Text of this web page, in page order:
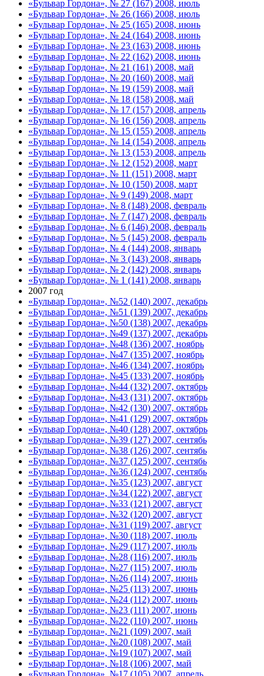
«Бульвар Гордона», № 27 (167) 2008, июль
«Бульвар Гордона», № 26 (166) 2008, июль
«Бульвар Гордона», № 25 (165) 2008, июнь
«Бульвар Гордона», № 24 (164) 2008, июнь
«Бульвар Гордона», № 23 (163) 2008, июнь
«Бульвар Гордона», № 22 (162) 2008, июнь
«Бульвар Гордона», № 21 (161) 2008, май
«Бульвар Гордона», № 20 (160) 2008, май
«Бульвар Гордона», № 19 (159) 2008, май
«Бульвар Гордона», № 18 (158) 2008, май
«Бульвар Гордона», № 17 (157) 2008, апрель
«Бульвар Гордона», № 16 (156) 2008, апрель
«Бульвар Гордона», № 15 (155) 2008, апрель
«Бульвар Гордона», № 14 (154) 2008, апрель
«Бульвар Гордона», № 13 (153) 2008, апрель
«Бульвар Гордона», № 12 (152) 2008, март
«Бульвар Гордона», № 11 (151) 2008, март
«Бульвар Гордона», № 10 (150) 2008, март
«Бульвар Гордона», № 9 (149) 2008, март
«Бульвар Гордона», № 8 (148) 2008, февраль
«Бульвар Гордона», № 7 (147) 2008, февраль
«Бульвар Гордона», № 6 (146) 2008, февраль
«Бульвар Гордона», № 5 (145) 2008, февраль
«Бульвар Гордона», № 4 (144) 2008, январь
«Бульвар Гордона», № 3 (143) 2008, январь
«Бульвар Гордона», № 2 (142) 2008, январь
«Бульвар Гордона», № 1 (141) 2008, январь
2007 год
«Бульвар Гордона», №52 (140) 2007, декабрь
«Бульвар Гордона», №51 (139) 2007, декабрь
«Бульвар Гордона», №50 (138) 2007, декабрь
«Бульвар Гордона», №49 (137) 2007, декабрь
«Бульвар Гордона», №48 (136) 2007, ноябрь
«Бульвар Гордона», №47 (135) 2007, ноябрь
«Бульвар Гордона», №46 (134) 2007, ноябрь
«Бульвар Гордона», №45 (133) 2007, ноябрь
«Бульвар Гордона», №44 (132) 2007, октябрь
«Бульвар Гордона», №43 (131) 2007, октябрь
«Бульвар Гордона», №42 (130) 2007, октябрь
«Бульвар Гордона», №41 (129) 2007, октябрь
«Бульвар Гордона», №40 (128) 2007, октябрь
«Бульвар Гордона», №39 (127) 2007, сентябь
«Бульвар Гордона», №38 (126) 2007, сентябь
«Бульвар Гордона», №37 (125) 2007, сентябь
«Бульвар Гордона», №36 (124) 2007, сентябь
«Бульвар Гордона», №35 (123) 2007, август
«Бульвар Гордона», №34 (122) 2007, август
«Бульвар Гордона», №33 (121) 2007, август
«Бульвар Гордона», №32 (120) 2007, август
«Бульвар Гордона», №31 (119) 2007, август
«Бульвар Гордона», №30 (118) 2007, июль
«Бульвар Гордона», №29 (117) 2007, июль
«Бульвар Гордона», №28 (116) 2007, июль
«Бульвар Гордона», №27 (115) 2007, июль
«Бульвар Гордона», №26 (114) 2007, июнь
«Бульвар Гордона», №25 (113) 2007, июнь
«Бульвар Гордона», №24 (112) 2007, июнь
«Бульвар Гордона», №23 (111) 2007, июнь
«Бульвар Гордона», №22 (110) 2007, июнь
«Бульвар Гордона», №21 (109) 2007, май
«Бульвар Гордона», №20 (108) 2007, май
«Бульвар Гордона», №19 (107) 2007, май
«Бульвар Гордона», №18 (106) 2007, май
«Бульвар Гордона», №17 (105) 2007, апрель